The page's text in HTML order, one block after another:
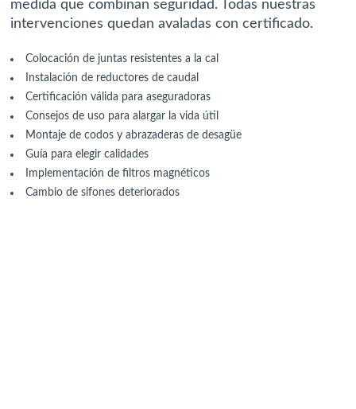
medida que combinan seguridad. Todas nuestras
intervenciones quedan avaladas con certificado.
Colocación de juntas resistentes a la cal
Instalación de reductores de caudal
Certificación válida para aseguradoras
Consejos de uso para alargar la vida útil
Montaje de codos y abrazaderas de desagüe
Guía para elegir calidades
Implementación de filtros magnéticos
Cambio de sifones deteriorados